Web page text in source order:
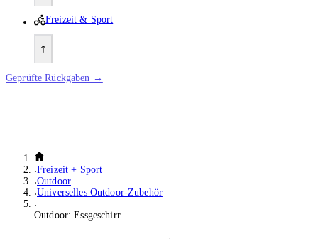
Freizeit & Sport
Geprüfte Rückgaben →
Freizeit + Sport
Outdoor
Universelles Outdoor-Zubehör
Outdoor: Essgeschirr